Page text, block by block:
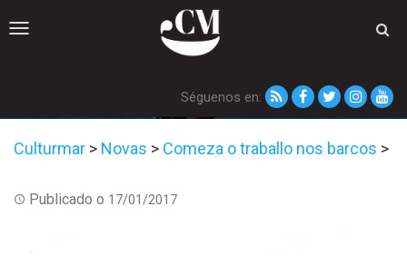
Toggle
Séguenos en:
Culturmar > Novas > Comeza o traballo nos barcos >
Publicado o 17/01/2017